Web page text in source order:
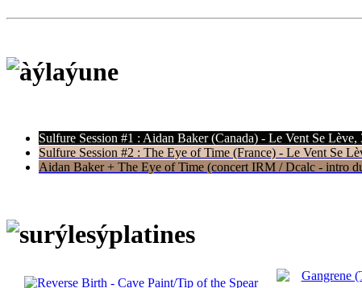
Sulfure Session #1 : Aidan Baker (Canada) - Le Vent Se Lève,
Sulfure Session #2 : The Eye of Time (France) - Le Vent Se
Aidan Baker + The Eye of Time (concert IRM / Dcalc - intro